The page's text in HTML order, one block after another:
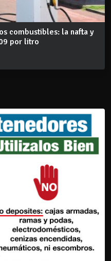
combustibles: la nafta y
por litro